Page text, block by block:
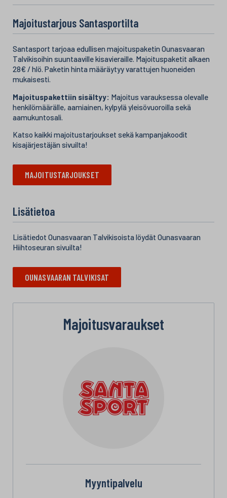
Majoitustarjous Santasportilta
Santasport tarjoaa edullisen majoituspaketin Ounasvaaran
Talvikisoihin suuntaaville kisavieraille. Majoituspaketit alkaen
28€ / hlö. Paketin hinta määräytyy varattujen huoneiden
mukaisesti.
Majoituspakettiin sisältyy: Majoitus varauksessa olevalle
henkilömäärälle, aamiainen, kylpylä yleisövuoroilla sekä
aamukuntosali.
Katso kaikki majoitustarjoukset sekä kampanjakoodit
kisajärjestäjän sivuilta!
MAJOITUSTARJOUKSET
Lisätietoa
Lisätiedot Ounasvaaran Talvikisoista löydät Ounasvaaran
Hiihtoseuran sivuilta!
OUNASVAARAN TALVIKISAT
Majoitusvaraukset
Myyntipalvelu